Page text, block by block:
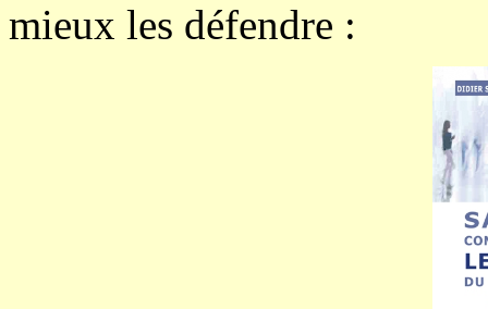
mieux les défendre :